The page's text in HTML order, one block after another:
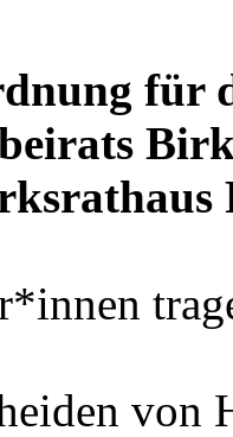
für
von